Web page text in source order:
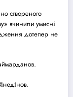
створеного
вчинили умисні
дотепер не